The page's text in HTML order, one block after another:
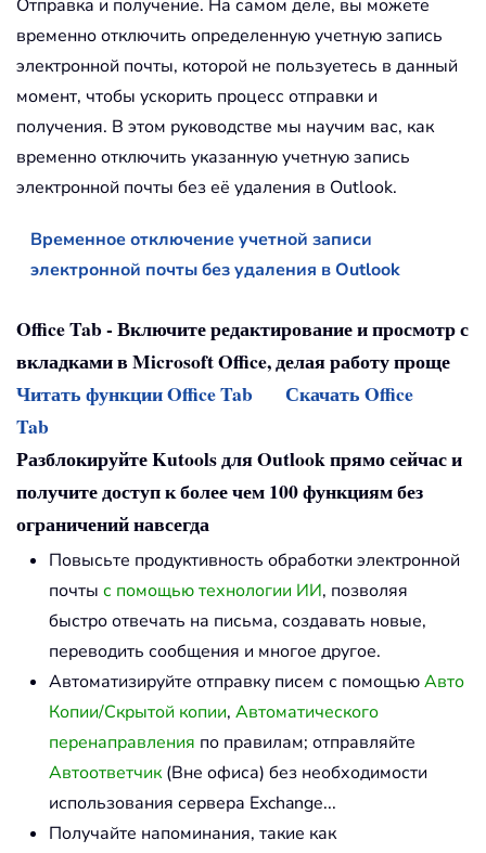
Отправка и получение. На самом деле, вы можете
временно отключить определенную учетную запись
электронной почты, которой не пользуетесь в данный
момент, чтобы ускорить процесс отправки и
получения. В этом руководстве мы научим вас, как
временно отключить указанную учетную запись
электронной почты без её удаления в Outlook.
Временное отключение учетной записи
электронной почты без удаления в Outlook
Office Tab - Включите редактирование и просмотр с
вкладками в Microsoft Office, делая работу проще
Читать функции Office Tab
Скачать Office
Tab
Разблокируйте Kutools для Outlook прямо сейчас и
получите доступ к более чем 100 функциям без
ограничений навсегда
Повысьте продуктивность обработки электронной
почты с помощью технологии ИИ, позволяя
быстро отвечать на письма, создавать новые,
переводить сообщения и многое другое.
Автоматизируйте отправку писем с помощьюАвто
Копии/Скрытой копии, Автоматического
перенаправления по правилам; отправляйте
Автоответчик(Вне офиса) без необходимости
использования сервера Exchange...
Получайте напоминания, такие как